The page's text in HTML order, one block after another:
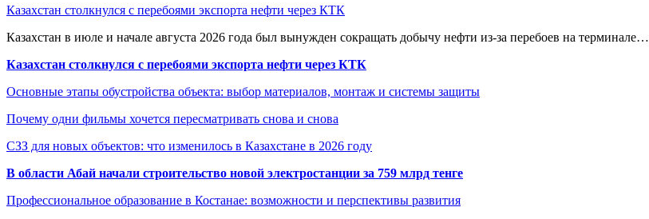
Казахстан столкнулся с перебоями экспорта нефти через КТК
Казахстан в июле и начале августа 2026 года был вынужден сокращать добычу нефти из-за перебоев на терминале…
Казахстан столкнулся с перебоями экспорта нефти через КТК
Основные этапы обустройства объекта: выбор материалов, монтаж и системы защиты
Почему одни фильмы хочется пересматривать снова и снова
СЗЗ для новых объектов: что изменилось в Казахстане в 2026 году
В области Абай начали строительство новой электростанции за 759 млрд тенге
Профессиональное образование в Костанае: возможности и перспективы развития